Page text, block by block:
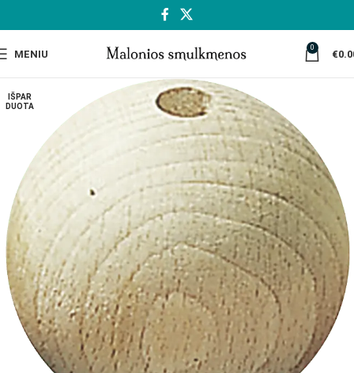
MENIU
0
€
IŠPAR
DUOTA